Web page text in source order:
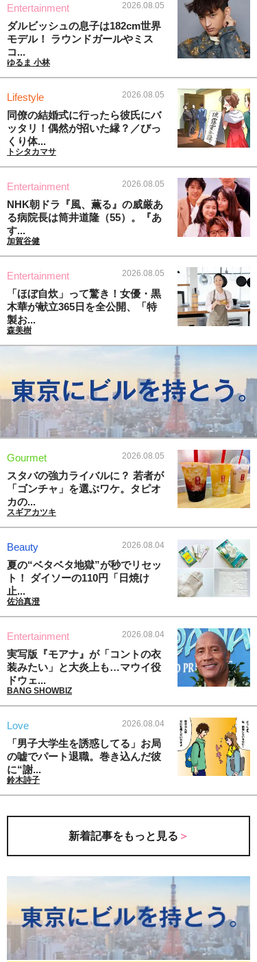
Entertainment 2026.08.05
ダルビッシュの息子は182cm世界
モデル！ ラウンドガールやミス
コ...
ゆるま 小林
Lifestyle 2026.08.05
同僚の結婚式に行ったら彼氏にバ
ッタリ！偶然が招いた縁？／びっ
くり体...
トシタカマサ
Entertainment 2026.08.05
NHK朝ドラ『風、薫る』の威厳あ
る病院長は筒井道隆（55）。『あ
す...
加賀谷健
Entertainment 2026.08.05
「ほぼ自炊」って驚き！女優・黒
木華が献立365日を全公開、「特
製お...
森美樹
Gourmet 2026.08.05
スタバの強力ライバルに？ 若者が
「ゴンチャ」を選ぶワケ。タピオ
カの...
スギアカツキ
Beauty 2026.08.04
夏の“ベタベタ地獄”が秒でリセッ
ト！ ダイソーの110円「日焼け
止...
佐治真澄
Entertainment 2026.08.04
実写版『モアナ』が「コントの衣
装みたい」と大炎上も…マウイ役
ドウェ...
BANG SHOWBIZ
Love 2026.08.04
「男子大学生を誘惑してる」お局
の嘘でパート退職。巻き込んだ彼
に“謝...
鈴木詩子
新着記事をもっと見る